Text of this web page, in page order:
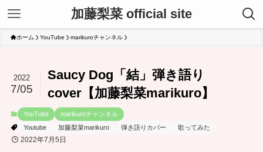
加藤梨菜 official site
ホーム YouTube marikuroチャンネル
Saucy Dog「結」弾き語り
cover【加藤梨菜marikuro】
2022
7/05
YouTube
marikuroチャンネル
Youtube
加藤梨菜marikuro 弾き語りカバー 歌ってみた
2022年7月5日